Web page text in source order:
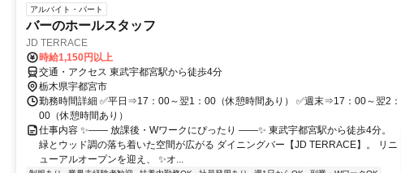
アルバイト・パート
バーのホールスタッフ
JD TERRACE
時給1,150円以上
交通・アクセス 東武宇都宮駅から徒歩4分
栃木県宇都宮市
勤務時間詳細 ✅平日⇒17：00～翌1：00（休憩時間あり） ✅週末⇒17：00～翌2：
00（休憩時間あり）
仕事内容 ✨―― 放課後・Wワークにぴったり ――✨ 東武宇都宮駅から徒歩4分。
緑とウッド調の落ち着いた空間が広がる ダイニングバー【JD TERRACE】。 リニ
ューアルオープンを迎え、 ✨オ...